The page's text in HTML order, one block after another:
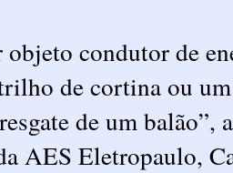
objeto condutor de
de cortina ou
de um balão”,
AES Eletropaulo,